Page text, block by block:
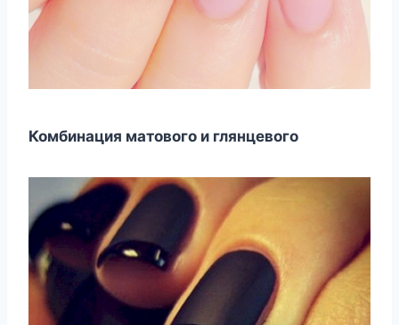
Комбинация матового и глянцевого